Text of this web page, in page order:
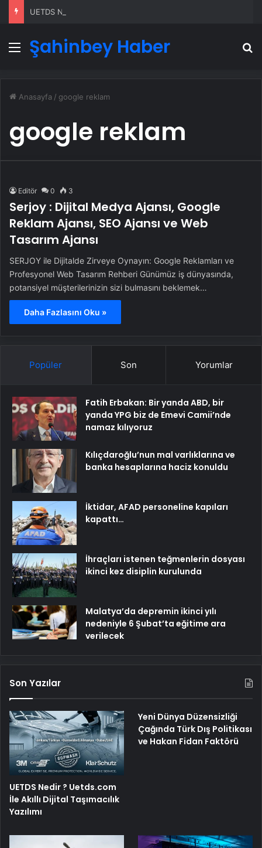
Menü
Şahinbey Haber
Anasayfa / google reklam
google reklam
Editör 0 3
Serjoy : Dijital Medya Ajansı, Google
Reklam Ajansı, SEO Ajansı ve Web
Tasarım Ajansı
SERJOY ile Dijitalde Zirveye Oynayın: Google Reklamları ve
Profesyonel Web Tasarım Rehberi Günümüz iş dünyasında,
potansiyel müşterilerinizin sizi bulmasını beklemek…
Daha Fazlasını Oku »
Popüler Son Yorumlar
Fatih Erbakan: Bir yanda ABD, bir
yanda YPG biz de Emevi Camii’nde
namaz kılıyoruz
Kılıçdaroğlu’nun mal varlıklarına ve
banka hesaplarına haciz konuldu
İktidar, AFAD personeline kapıları
kapattı…
İhraçları istenen teğmenlerin dosyası
ikinci kez disiplin kurulunda
Malatya’da depremin ikinci yılı
nedeniyle 6 Şubat’ta eğitime ara
verilecek
Son Yazılar
UETDS Nedir ? Uetds.com
İle Akıllı Dijital Taşımacılık
Yazılımı
Yeni Dünya Düzensizliği
Çağında Türk Dış Politikası
ve Hakan Fidan Faktörü